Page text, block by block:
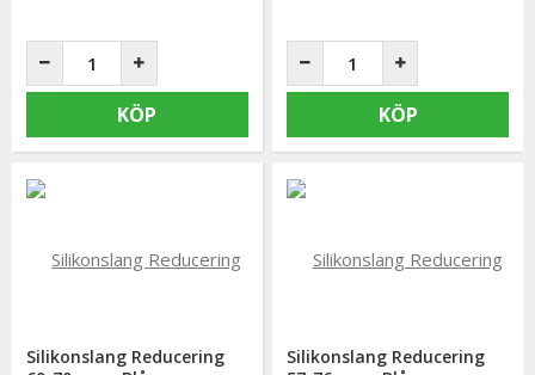
KÖP KÖP
Silikonslang Reducering
Silikonslang Reducering